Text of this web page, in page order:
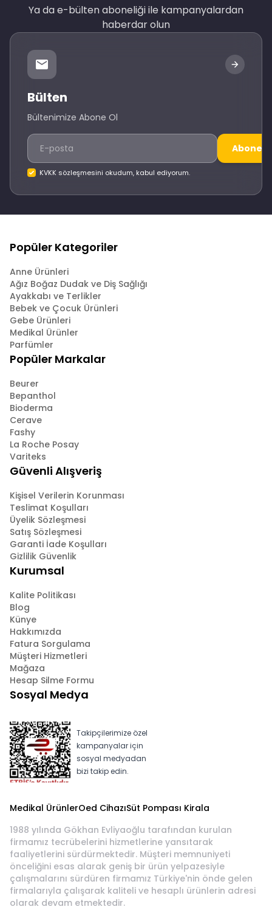
Ya da e-bülten aboneliği ile kampanyalardan
haberdar olun
Bülten
Bültenimize Abone Ol
Abone
KVKK sözleşmesini okudum, kabul ediyorum.
Popüler Kategoriler
Anne Ürünleri
Ağız Boğaz Dudak ve Diş Sağlığı
Ayakkabı ve Terlikler
Bebek ve Çocuk Ürünleri
Gebe Ürünleri
Medikal Ürünler
Parfümler
Popüler Markalar
Beurer
Bepanthol
Bioderma
Cerave
Fashy
La Roche Posay
Variteks
Güvenli Alışveriş
Kişisel Verilerin Korunması
Teslimat Koşulları
Üyelik Sözleşmesi
Satış Sözleşmesi
Garanti İade Koşulları
Gizlilik Güvenlik
Kurumsal
Kalite Politikası
Blog
Künye
Hakkımızda
Fatura Sorgulama
Müşteri Hizmetleri
Mağaza
Hesap Silme Formu
Sosyal Medya
Takipçilerimize özel
kampanyalar için
sosyal medyadan
bizi takip edin.
Medikal ÜrünlerOed CihazıSüt Pompası Kirala
1988 yılında Gökhan Evliyaoğlu tarafından kurulan
firmamız tecrübelerini hizmetlerine yansıtarak
faaliyetlerini sürdürmektedir. Müşteri memnuniyeti
önceliğini esas alarak geniş bir ürün yelpazesiyle
çalışmalarını sürdüren firmamız Türkiye'nin önde gelen
firmalarıyla çalışarak kaliteli ve hesaplı ürünlerin adresi
olarak devam etmektedir.